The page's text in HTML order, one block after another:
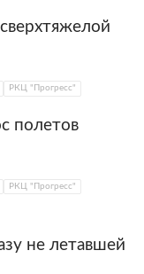
РКЦ "Прогресс"
полетов
РКЦ "Прогресс"
не летавшей